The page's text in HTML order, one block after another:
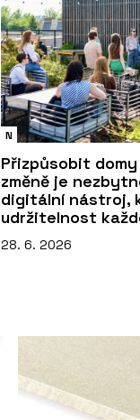
N
Přizpůsobit
změně je
digitální nástroj,
udržitelnost
28. 6. 2026